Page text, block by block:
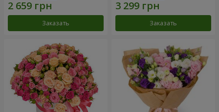
Заказать Заказать